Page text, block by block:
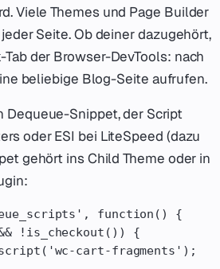
Viele Themes und Page Builder
Seite. Ob deiner dazugehört,
der Browser-DevTools: nach
beliebige Blog-Seite aufrufen.
Dequeue-Snippet, der Script
oder ESI bei LiteSpeed (dazu
gehört ins Child Theme oder in
function() {
!is_checkout()) {
cart-fragments');